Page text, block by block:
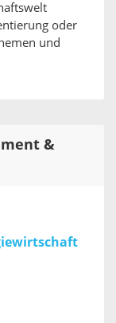
oder
und
&